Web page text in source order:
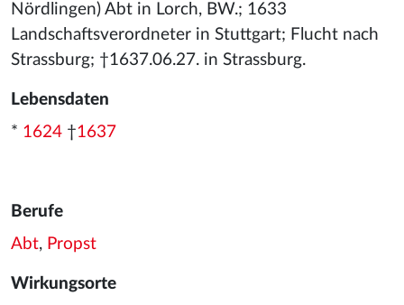
Nördlingen) Abt in Lorch, BW.; 1633
Landschaftsverordneter in Stuttgart; Flucht nach
Strassburg; †1637.06.27. in Strassburg.
Lebensdaten
* 1624 †1637
Berufe
Abt, Propst
Wirkungsorte